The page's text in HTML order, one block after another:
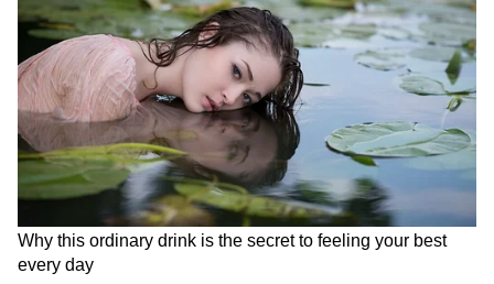
2
9
Image Credit :Getty
আমলাতান্ত্রিক প্রক্রিয়াজনিত কিছু রদবদল হতে